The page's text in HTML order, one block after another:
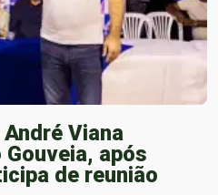
Viana
após
de reunião